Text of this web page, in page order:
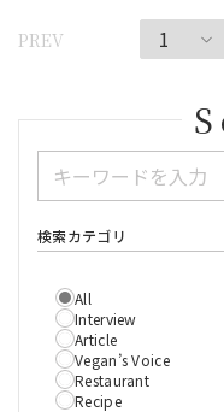
PREV
検索カテゴリ
All
Interview
Article
Vegan’s Voice
Restaurant
Recipe